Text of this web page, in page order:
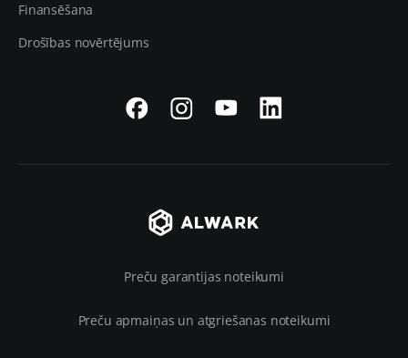
Finansēšana
Drošības novērtējums
Preču garantijas noteikumi
Preču apmaiņas un atgriešanas noteikumi